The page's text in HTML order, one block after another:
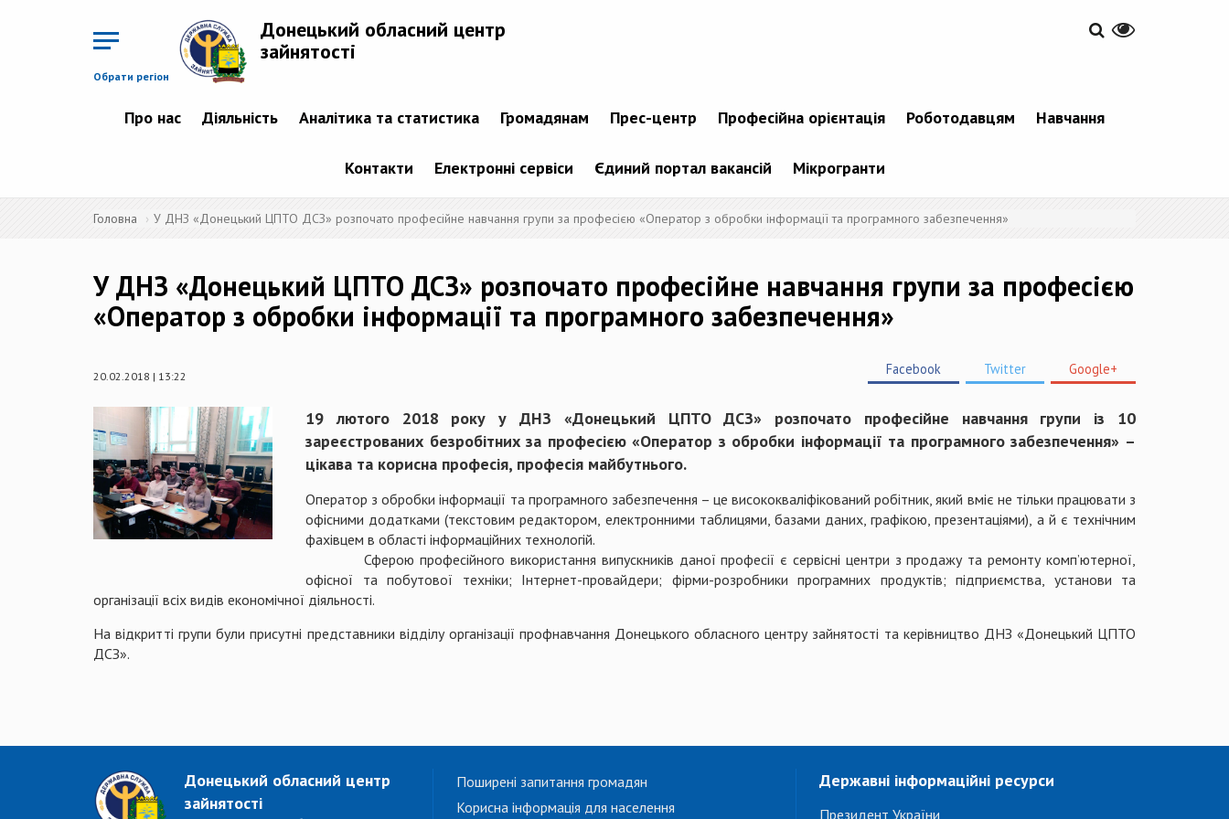
Обрати регіон
Донецький обласний центр
зайнятості
Про нас Діяльність Аналітика та статистика Громадянам Прес-центр Професійна орієнтація Роботодавцям Навчання
Контакти Електронні сервіси Єдиний портал вакансій Мікрогранти
Головна У ДНЗ «Донецький ЦПТО ДСЗ» розпочато професійне навчання групи за професією «Оператор з обробки інформації та програмного забезпечення»
У ДНЗ «Донецький ЦПТО ДСЗ» розпочато професійне навчання групи за професією
«Оператор з обробки інформації та програмного забезпечення»
20.02.2018 | 13:22 Facebook Twitter Google+
19 лютого 2018 року у ДНЗ «Донецький ЦПТО ДСЗ» розпочато професійне навчання групи із 10
зареєстрованих безробітних за професією «Оператор з обробки інформації та програмного забезпечення» –
цікава та корисна професія, професія майбутнього.
Оператор з обробки інформації та програмного забезпечення – це висококваліфікований робітник, який вміє не тільки працювати з
офісними додатками (текстовим редактором, електронними таблицями, базами даних, графікою, презентаціями), а й є технічним
фахівцем в області інформаційних технологій.
Сферою професійного використання випускників даної професії є сервісні центри з продажу та ремонту комп’ютерної,
офісної та побутової техніки; Інтернет-провайдери; фірми-розробники програмних продуктів; підприємства, установи та
організації всіх видів економічної діяльності.
На відкритті групи були присутні представники відділу організації профнавчання Донецького обласного центру зайнятості та керівництво ДНЗ «Донецький ЦПТО
ДСЗ».
Донецький обласний центр
зайнятості
Поширені запитання громадян
Корисна інформація для населення
Державні інформаційні ресурси
Президент України